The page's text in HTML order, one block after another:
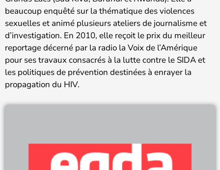
beaucoup enquêté sur la thématique des violences
sexuelles et animé plusieurs ateliers de journalisme et
d’investigation. En 2010, elle reçoit le prix du meilleur
reportage décerné par la radio la Voix de l’Amérique
pour ses travaux consacrés à la lutte contre le SIDA et
les politiques de prévention destinées à enrayer la
propagation du HIV.